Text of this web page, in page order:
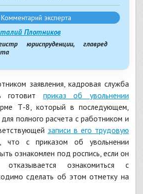
Плотников
юриспруденции, главред
Комментарий эксперта
заявления, кадровая служба
готовит приказ об увольнении
Т-8, который в последующем,
полного расчета с работником и
записи в его трудовую
что с приказом об увольнении
ознакомлен под роспись, если он
отказывается ознакомиться с
сделать об этом отметку на